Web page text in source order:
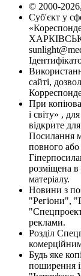
© 2000-
Суб'єкт у
сайті,
При
і світу» ,
відкрите
Посилання
повного або
розміщена в
матеріалу.
Новини з
"Регіони",
реклами.
Розділ
Будь яке
поширення